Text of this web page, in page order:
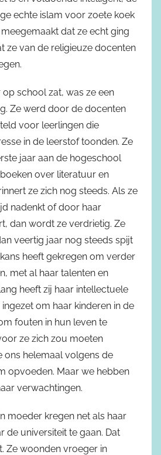
echte islam voor zoete koek
dat ze echt ging
ze van de religieuze docenten
school zat, was ze een
Ze werd door de docenten
voor leerlingen die
in de leerstof toonden. Ze
jaar aan de hogeschool
over literatuur en
ze zich nog steeds. Als ze
nadenkt of door haar
dan wordt ze verdrietig. Ze
veertig jaar nog steeds spijt
heeft gekregen om verder
met al haar talenten en
heeft zij haar intellectuele
om haar kinderen in de
fouten in hun leven te
ze zich zou moeten
ons helemaal volgens de
opvoeden. Maar we hebben
verwachtingen.
moeder kregen net als haar
de universiteit te gaan. Dat
Ze woonden vroeger in